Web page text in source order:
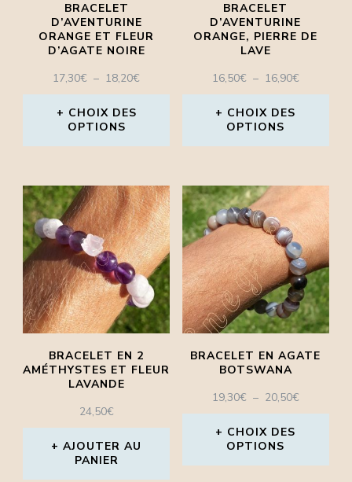
être
choisies
sur
la
page
du
être
choisies
sur
la
page
du
BRACELET
D’AVENTURINE
ORANGE ET FLEUR
D’AGATE NOIRE
17,30€ – 18,20€PLAGE
DE
À
CHOIX DES
OPTIONS
produit
a
plusieurs
variations.
Les
options
peuvent
être
choisies
sur
la
page
BRACELET
D’AVENTURINE
ORANGE, PIERRE DE
LAVE
16,50€ – 16,90€PLAGE
DE
À
CHOIX DES
OPTIONS
produit
a
plusieurs
variations.
Les
options
peuvent
être
choisies
sur
la
page
BRACELET EN 2
AMÉTHYSTES ET FLEUR
LAVANDE
24,50€
AJOUTER AU
PANIER
BRACELET EN AGATE
BOTSWANA
19,30€ – 20,50€PLAGE
DE
À
CHOIX DES
OPTIONS